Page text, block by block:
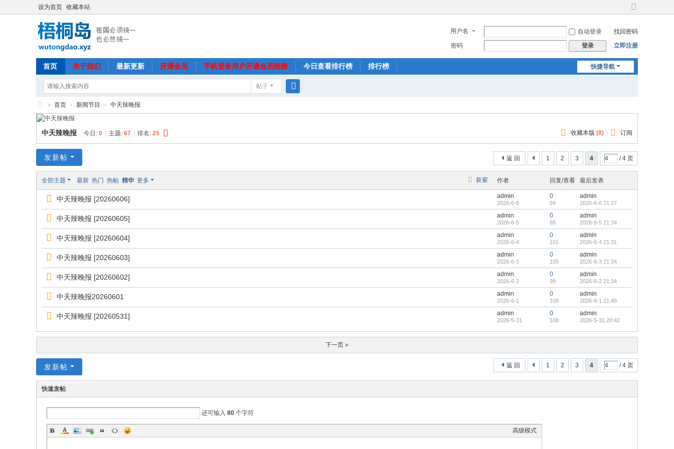
设为首页 收藏本站
切
到
宽
用户名 自动登录
找回密码
密码
登录 立即注册
快捷导航
首页 关于我们 最新更新 开通会员 手机登录用户开通会员链接 今日查看排行榜 排行榜
帖子
索
梧
桐
岛
» 首页 › 新闻节目 › 中天辣晚报
收藏本版 (8) 订阅
中天辣晚报 今日: 0 主题: 67 排名: 25
1 2 3 4 / 4 页
返 回
发新帖
新窗
全部主题 最新 热门 热帖 精华 更多 作者 回复/查看 最后发表
中天辣晚报 [20260606] admin
2026-6-6
0
94
admin
2026-6-6 21:27
中天辣晚报 [20260605] admin
2026-6-5
0
89
admin
2026-6-5 21:34
中天辣晚报 [20260604] admin
2026-6-4
0
101
admin
2026-6-4 21:31
中天辣晚报 [20260603] admin
2026-6-3
0
105
admin
2026-6-3 21:34
中天辣晚报 [20260602] admin
2026-6-2
0
99
admin
2026-6-2 21:34
中天辣晚报20260601 admin
2026-6-1
0
108
admin
2026-6-1 21:49
中天辣晚报 [20260531] admin
2026-5-31
0
108
admin
2026-5-31 20:42
下一页 »
1 2 3 4 / 4 页
返 回
发新帖
快速发帖
还可输入 80 个字符
高级模式